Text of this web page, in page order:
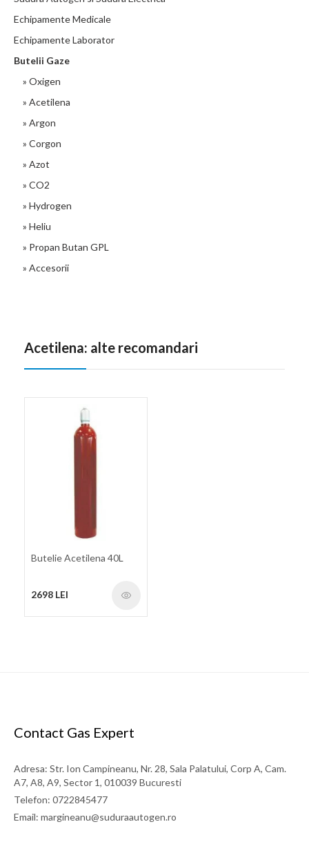
Echipamente Medicale
Echipamente Laborator
Butelii Gaze
» Oxigen
» Acetilena
» Argon
» Corgon
» Azot
» CO2
» Hydrogen
» Heliu
» Propan Butan GPL
» Accesorii
Acetilena: alte recomandari
Butelie Acetilena 40L
2698 LEI
Contact Gas Expert
Adresa: Str. Ion Campineanu, Nr. 28, Sala Palatului, Corp A, Cam.
A7, A8, A9, Sector 1, 010039 Bucuresti
Telefon: 0722845477
Email: margineanu@suduraautogen.ro